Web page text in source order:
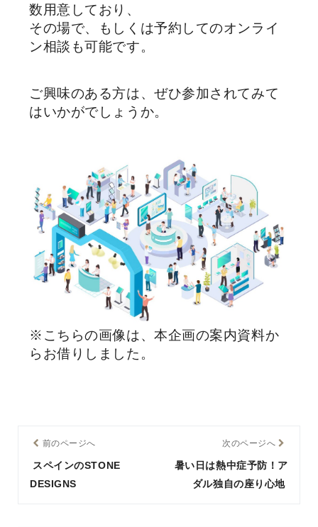
数用意しており、
その場で、もしくは予約してのオンライ
ン相談も可能です。
ご興味のある方は、ぜひ参加されてみて
はいかがでしょうか。
※こちらの画像は、本企画の案内資料か
らお借りしました。
前のページへ
スペインのSTONE
DESIGNS
次のページへ
暑い日は熱中症予防！ア
ダル独自の座り心地